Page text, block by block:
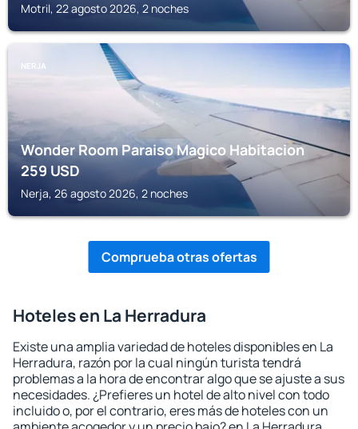
Motril, 22 agosto 2026, 2 noches
NERJA
Wonder Room Paraiso Magico Habitacion
259USD
Nerja, 26 agosto 2026, 2 noches
Comprueba otras ofertas
Hoteles en La Herradura
Existe una amplia variedad de hoteles disponibles en La
Herradura, razón por la cual ningún turista tendrá
problemas a la hora de encontrar algo que se ajuste a sus
necesidades. ¿Prefieres un hotel de alto nivel con todo
incluido o, por el contrario, eres más de hoteles con un